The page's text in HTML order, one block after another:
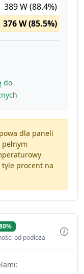
389 W (88.4%)
376 W (85.5%)
do
dla paneli
procent na
od podłoża